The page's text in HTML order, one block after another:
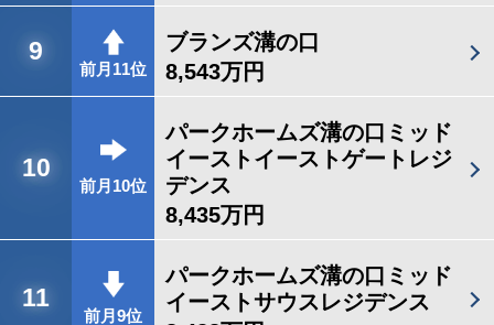
9
前月11位
ブランズ溝の口
8,543万円
10
前月10位
パークホームズ溝の口ミッド
イーストイーストゲートレジ
デンス
8,435万円
11
前月9位
パークホームズ溝の口ミッド
イーストサウスレジデンス